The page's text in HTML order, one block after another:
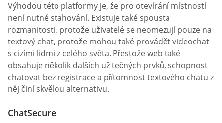
Výhodou této platformy je, že pro otevírání místností
není nutné stahování. Existuje také spousta
rozmanitosti, protože uživatelé se neomezují pouze na
textový chat, protože mohou také provádět videochat
s cizími lidmi z celého světa. Přestože web také
obsahuje několik dalších užitečných prvků, schopnost
chatovat bez registrace a přítomnost textového chatu z
něj činí skvělou alternativu.
ChatSecure